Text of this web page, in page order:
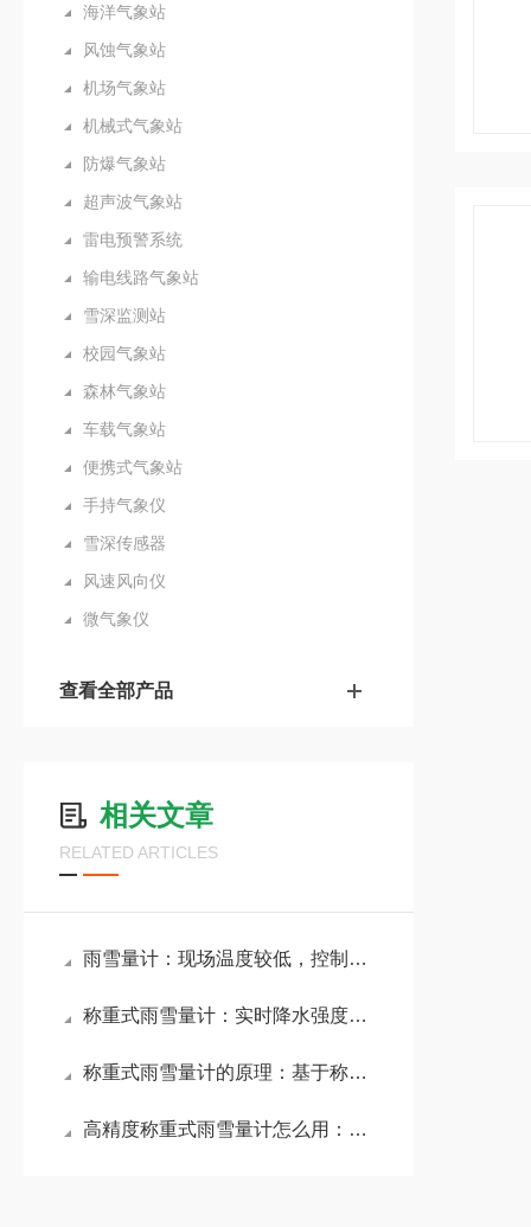
海洋气象站
风蚀气象站
机场气象站
机械式气象站
防爆气象站
超声波气象站
雷电预警系统
输电线路气象站
雪深监测站
校园气象站
森林气象站
车载气象站
便携式气象站
手持气象仪
雪深传感器
风速风向仪
微气象仪
查看全部产品
相关文章
RELATED ARTICLES
雨雪量计：现场温度较低，控制加热设备加热，避免雨雪结冰现象发生
称重式雨雪量计：实时降水强度测量范围广，覆盖从小雨到暴雨的各类降水强度
称重式雨雪量计的原理：基于称重技术进行固态液态/固液混合态的降水量监测
高精度称重式雨雪量计怎么用：安装基座便于装卸，牢固可靠具有减振调平功能